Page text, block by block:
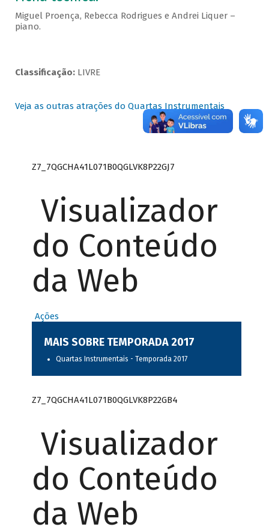
Miguel Proença, Rebecca Rodrigues e Andrei Liquer –
piano.
Classificação:LIVRE
Veja as outras atrações do Quartas Instrumentais
Z7_7QGCHA41L071B0QGLVK8P22GJ7
Visualizador
do Conteúdo
da Web
Ações
MAIS SOBRE TEMPORADA 2017
Quartas Instrumentais - Temporada 2017
Z7_7QGCHA41L071B0QGLVK8P22GB4
Visualizador
do Conteúdo
da Web